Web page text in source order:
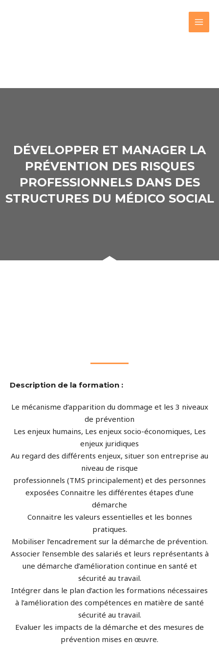
DÉVELOPPER ET MANAGER LA
PRÉVENTION DES RISQUES
PROFESSIONNELS DANS DES
STRUCTURES DU MÉDICO SOCIAL
Description de la formation :
Le mécanisme d’apparition du dommage et les 3 niveaux
de prévention
Les enjeux humains, Les enjeux socio-économiques, Les
enjeux juridiques
Au regard des différents enjeux, situer son entreprise au
niveau de risque
professionnels (TMS principalement) et des personnes
exposées Connaitre les différentes étapes d’une
démarche
Connaitre les valeurs essentielles et les bonnes
pratiques.
Mobiliser l’encadrement sur la démarche de prévention.
Associer l’ensemble des salariés et leurs représentants à
une démarche d’amélioration continue en santé et
sécurité au travail.
Intégrer dans le plan d’action les formations nécessaires
à l’amélioration des compétences en matière de santé
sécurité au travail.
Evaluer les impacts de la démarche et des mesures de
prévention mises en œuvre.